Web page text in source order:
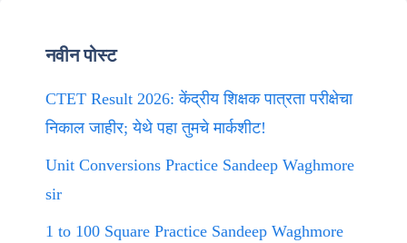
नवीन पोस्ट
CTET Result 2026: केंद्रीय शिक्षक पात्रता परीक्षेचा
निकाल जाहीर; येथे पहा तुमचे मार्कशीट!
Unit Conversions Practice Sandeep Waghmore
sir
1 to 100 Square Practice Sandeep Waghmore